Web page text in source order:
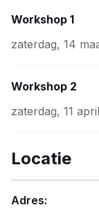
Workshop 1
zaterdag, 14
Workshop 2
zaterdag, 11
Locatie
Adres: